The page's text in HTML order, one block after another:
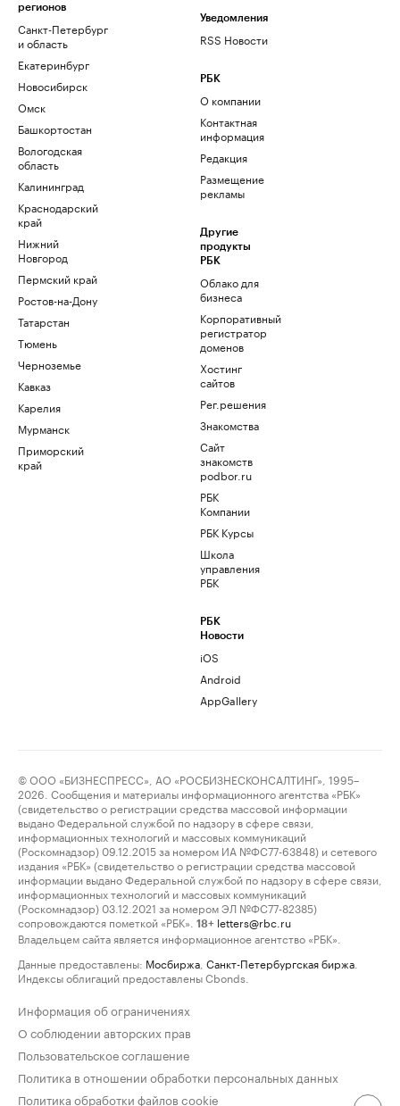
регионов
Санкт-Петербург
и область
Екатеринбург
Новосибирск
Омск
Башкортостан
Вологодская
область
Калининград
Краснодарский
край
Нижний
Новгород
Пермский край
Ростов-на-Дону
Татарстан
Тюмень
Черноземье
Кавказ
Карелия
Мурманск
Приморский
край
Уведомления
RSS Новости
РБК
О компании
Контактная
информация
Редакция
Размещение
рекламы
Другие
продукты
РБК
Облако для
бизнеса
Корпоративный
регистратор
доменов
Хостинг
сайтов
Рег.решения
Знакомства
Сайт
знакомств
podbor.ru
РБК
Компании
РБК Курсы
Школа
управления
РБК
РБК
Новости
iOS
Android
AppGallery
© ООО «БИЗНЕСПРЕСС», АО «РОСБИЗНЕСКОНСАЛТИНГ», 1995–
2026. Сообщения и материалы информационного агентства «РБК»
(свидетельство о регистрации средства массовой информации
выдано Федеральной службой по надзору в сфере связи,
информационных технологий и массовых коммуникаций
(Роскомнадзор) 09.12.2015 за номером ИА №ФС77-63848) и сетевого
издания «РБК» (свидетельство о регистрации средства массовой
информации выдано Федеральной службой по надзору в сфере связи,
информационных технологий и массовых коммуникаций
(Роскомнадзор) 03.12.2021 за номером ЭЛ №ФС77-82385)
сопровождаются пометкой «РБК».
18+ letters@rbc.ru
Владельцем сайта является информационное агентство «РБК».
Данные предоставлены: Мосбиржа Санкт-Петербургская биржа
Индексы облигаций предоставлены Cbonds.
Информация об ограничениях
О соблюдении авторских прав
Пользовательское соглашение
Политика в отношении обработки персональных данных
Политика обработки файлов cookie